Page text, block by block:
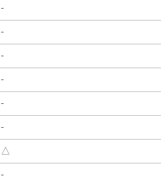
-
-
-
-
-
-
△
-